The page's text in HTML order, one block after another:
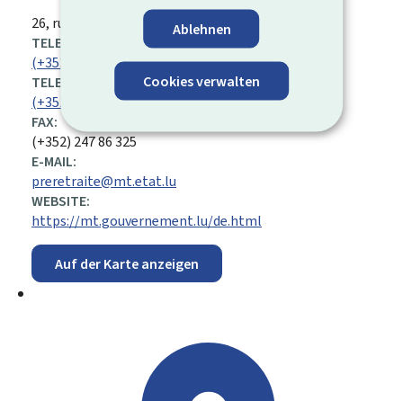
Ablehnen
Cookies verwalten
ADRESSE:
26, rue Zithe L-2763 LuxemburgLuxemburg
TELEFON:
(+352) 247 86 116
TELEFON:
(+352) 247 86 189
FAX:
(+352) 247 86 325
E-MAIL:
preretraite@mt.etat.lu
WEBSITE:
https://mt.gouvernement.lu/de.html
Auf der Karte anzeigen